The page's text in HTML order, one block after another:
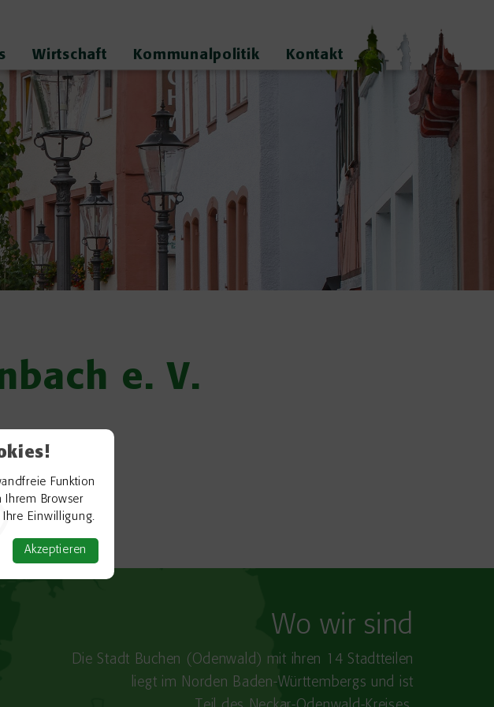
Funktion
Ihrem Browser
Einwilligung.
Akzeptieren
Wirtschaft Kommunalpolitik Kontakt
e. V.
Wo wir sind
Die Stadt Buchen (Odenwald) mit ihren 14 Stadtteilen
liegt im Norden Baden-​Württembergs und ist